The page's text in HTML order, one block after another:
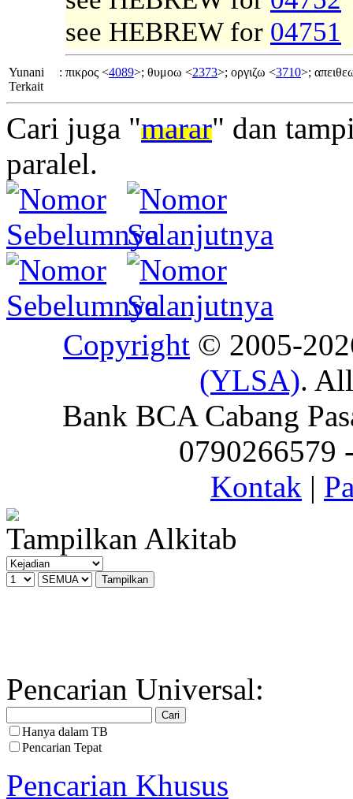
see HEBREW for 04751
Yunani
Terkait
: πικρος <4089>; θυμοω <2373>; οργιζω <3710>;
Cari juga "marar" dan
paralel.
Copyright © 2005-
(YLSA).
Bank BCA Cabang
0790266579
Kontak |
Tampilkan Alkitab
Pencarian Universal:
Hanya dalam TB
Pencarian Tepat
Pencarian Khusus